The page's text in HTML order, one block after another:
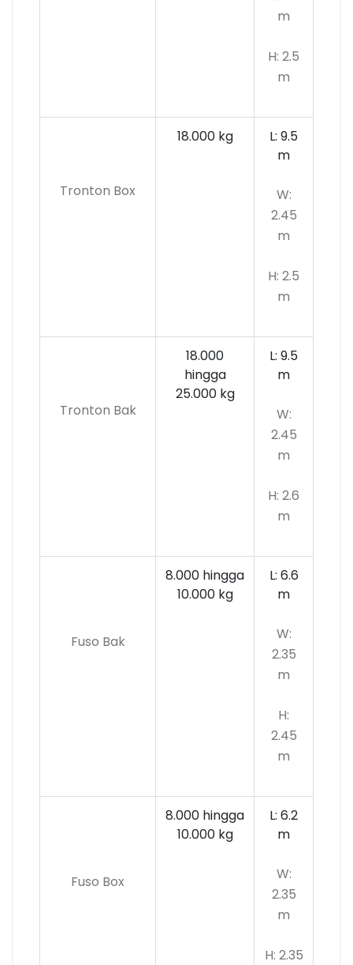
m
H: 2.5
m
Tronton Box
18.000 kg
L: 9.5
m
W:
2.45
m
H: 2.5
m
Tronton Bak
18.000
hingga
25.000 kg
L: 9.5
m
W:
2.45
m
H: 2.6
m
Fuso Bak
8.000 hingga
10.000kg
L: 6.6
m
W:
2.35
m
H:
2.45
m
Fuso Box
8.000 hingga
10.000 kg
L: 6.2
m
W:
2.35
m
H: 2.35